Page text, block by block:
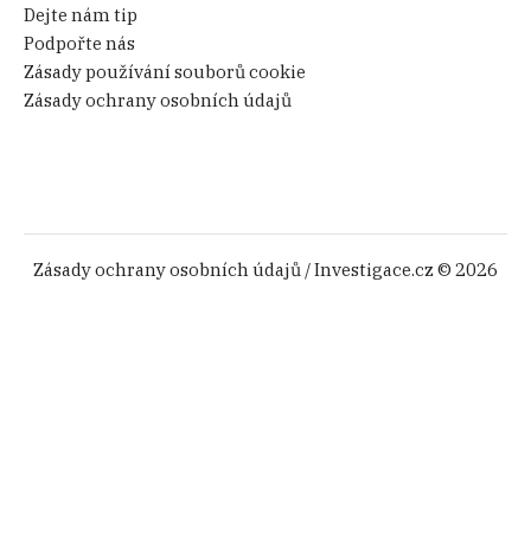
Dejte nám tip
Podpořte nás
Zásady používání souborů cookie
Zásady ochrany osobních údajů
Zásady ochrany osobních údajů / Investigace.cz © 2026